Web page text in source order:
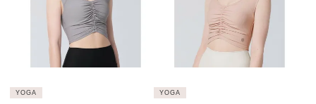
YOGA YOGA